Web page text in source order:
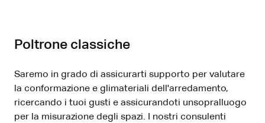
Poltrone classiche
Saremo in grado di assicurarti supporto per valutare
la conformazione e glimateriali dell'arredamento,
ricercando i tuoi gusti e assicurandoti unsopralluogo
per la misurazione degli spazi. I nostri consulenti